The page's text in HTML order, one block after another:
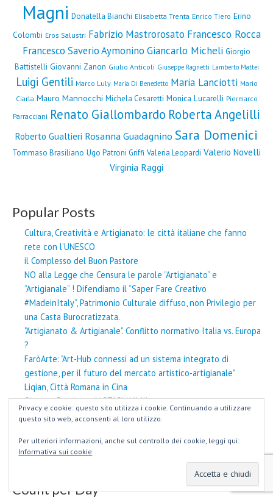
Magni Donatella Bianchi Elisabetta Trenta Enrico Tiero Erino
Colombi Eros Salustri Fabrizio Mastrorosato Francesco Rocca
Francesco Saverio Aymonino Giancarlo Micheli Giorgio
Battistelli Giovanni Zanon Giulio Anticoli Giuseppe Ragnetti Lamberto Mattei
Luigi Gentili Marco Luly Maria Di Benedetto Maria Lanciotti Mario
Ciarla Mauro Mannocchi Michela Cesaretti Monica Lucarelli Piermarco
Parracciani Renato Giallombardo Roberta Angelilli
Roberto Gualtieri Rosanna Guadagnino Sara Domenici
Tommaso Brasiliano Ugo Patroni Griffi Valeria Leopardi Valerio Novelli
Virginia Raggi
Popular Posts
Cultura, Creatività e Artigianato: le città italiane che fanno
rete con l’UNESCO
il Complesso del Buon Pastore
NO alla Legge che Censura le parole “Artigianato” e
“Artigianale” ! Difendiamo il “Saper Fare Creativo
#MadeinItaly”, Patrimonio Culturale diffuso, non Privilegio per
una Casta Burocratizzata.
"Artigianato & Artigianale". Conflitto normativo Italia vs. Europa
?
FaròArte: "Art-Hub connessi ad un sistema integrato di
gestione, per il futuro del mercato artistico-artigianale"
Liqian, Città Romana in Cina
Siamo e Restiamo #ARTIGIANI !!!
Daniela Ridolfi e la "Calzoleria Petrocchi"
Grande Moschea di Roma
la Corte di Via Margutta, 51
Count per Day
Privacy e cookie: questo sito utilizza i cookie. Continuando a utilizzare
questo sito web, acconsenti al loro utilizzo.
Per ulteriori informazioni, anche sul controllo dei cookie, leggi qui:
Informativa sui cookie